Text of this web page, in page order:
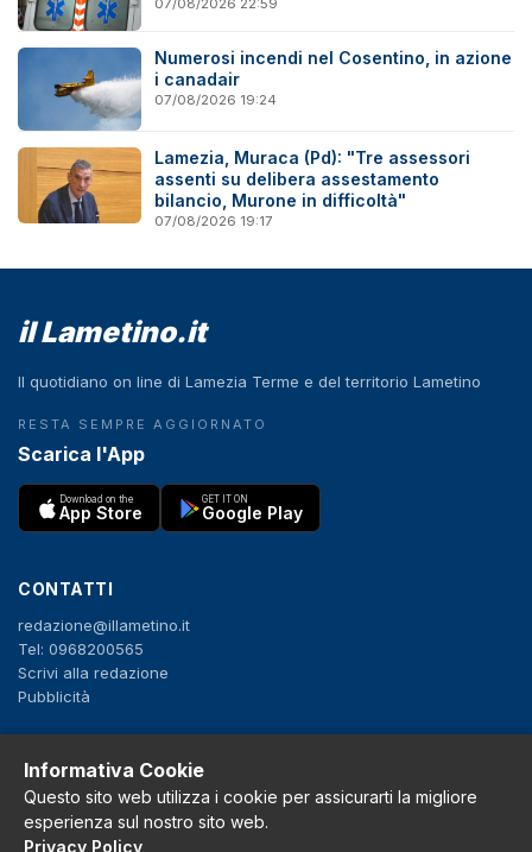
07/08/2026 22:59
Numerosi incendi nel Cosentino, in azione
i canadair
07/08/2026 19:24
Lamezia, Muraca (Pd): "Tre assessori
assenti su delibera assestamento
bilancio, Murone in difficoltà"
07/08/2026 19:17
il Lametino.it
Il quotidiano on line di Lamezia Terme e del territorio Lametino
RESTA SEMPRE AGGIORNATO
Scarica l'App
Download on the
App Store
GET IT ON
Google Play
CONTATTI
redazione@illametino.it
Tel: 0968200565
Scrivi alla redazione
Pubblicità
SEGUICI
f X IG YT
Informativa Cookie
Questo sito web utilizza i cookie per assicurarti la migliore
esperienza sul nostro sito web.
Privacy Policy